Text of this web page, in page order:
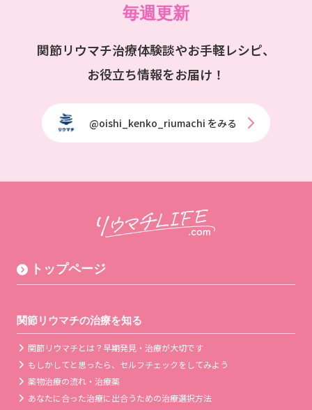
毎週更新
関節リウマチ治療体験談やお手軽レシピ、
お役立ち情報をお届け！
@oishi_kenko_riumachi をみる
トップページ
関節リウマチの治療を知る
関節リウマチとは？早期発見・治療が大切です
もしかしてと思ったら、セルフチェックをしてみよう
薬物治療の流れ・治療薬
あなたに合った治療に出合うための治療選択方法